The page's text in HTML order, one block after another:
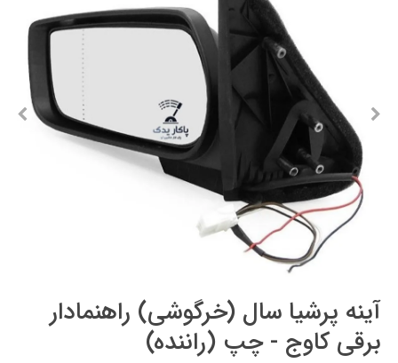
آینه پرشیا سال (خرگوشی) راهنمادار
برقی کاوج - چپ (راننده)